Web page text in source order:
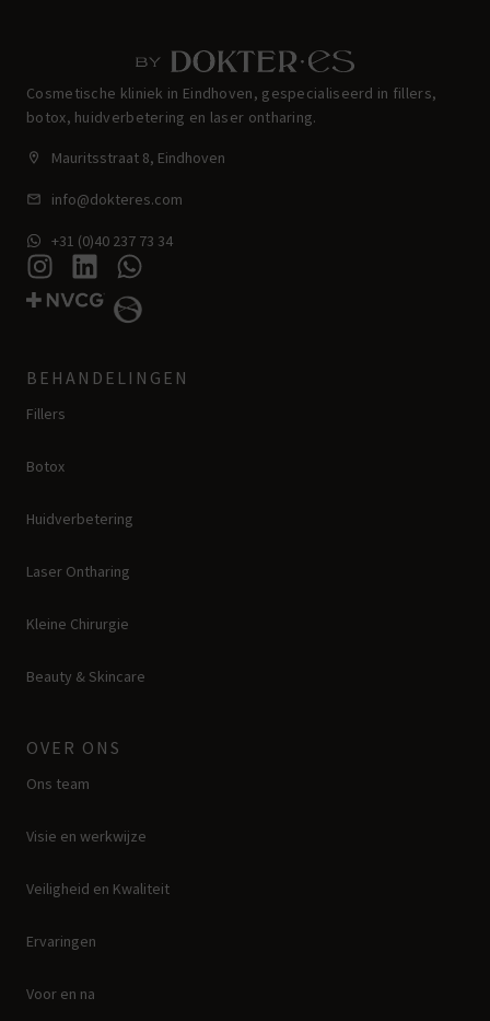
Cosmetische kliniek in Eindhoven, gespecialiseerd in fillers,
botox, huidverbetering en laser ontharing.
Mauritsstraat 8, Eindhoven
info@dokteres.com
+31 (0)40 237 73 34
BEHANDELINGEN
Fillers
Botox
Huidverbetering
Laser Ontharing
Kleine Chirurgie
Beauty & Skincare
OVER ONS
Ons team
Visie en werkwijze
Veiligheid en Kwaliteit
Ervaringen
Voor en na